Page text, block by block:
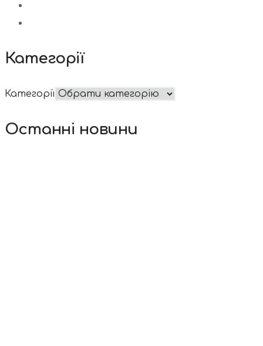
Категорії
Категорії
Останні новини